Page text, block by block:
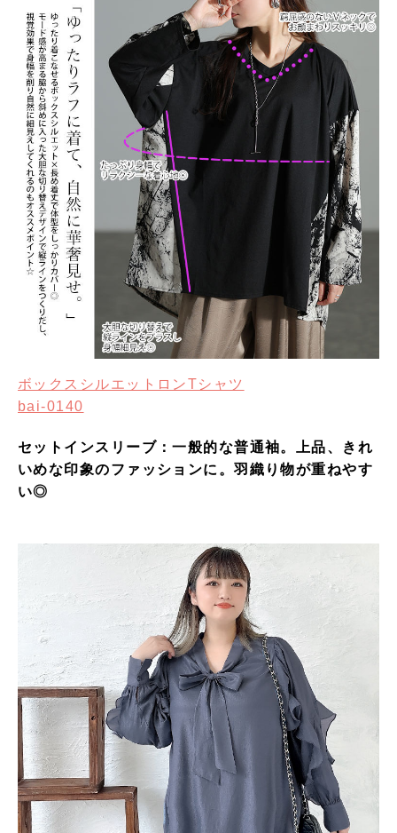
ボックスシルエットロンTシャツ
bai-0140
セットインスリーブ：一般的な普通袖。上品、きれ
いめな印象のファッションに。羽織り物が重ねやす
い◎